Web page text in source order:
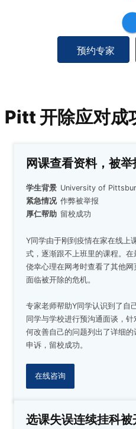
预约专家
Pitt 开除应对成
网课查看资料，被
学生背景 University of
紧急情况 作弊被举报
厚仁帮助 留校成功
Y同学由于刚到疫情在家在线上
式，逐渐跟不上班里的课程。
侥幸心理在网考时查看了其他
面临被开除的危机。
专家老师帮助Y同学认识到了自
同学与学校进行预沟通面谈，
何改善自己的问题列出了详细
申诉，留校成功。
在线咨询
选课失误连续挂科被